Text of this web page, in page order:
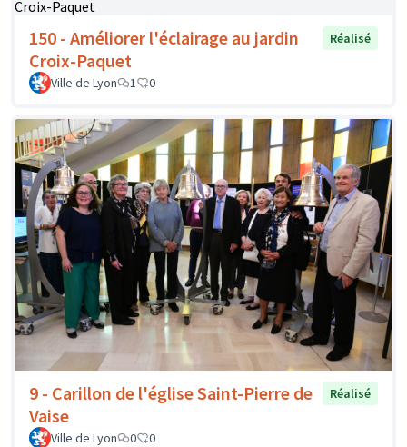
150 - Améliorer l'éclairage au jardin
Croix-Paquet
Réalisé
Ville de Lyon 1 0
9 - Carillon de l'église Saint-Pierre de
Vaise
Réalisé
Ville de Lyon 0 0